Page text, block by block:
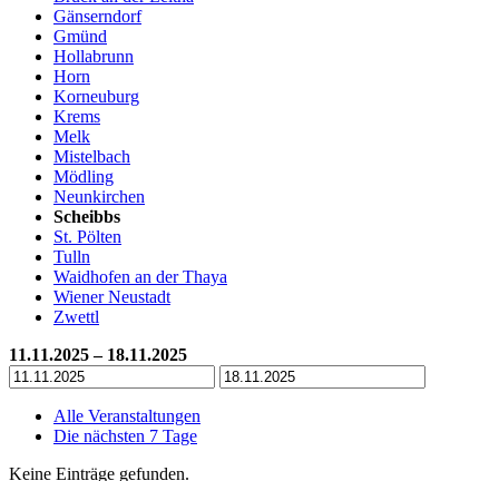
Gänserndorf
Gmünd
Hollabrunn
Horn
Korneuburg
Krems
Melk
Mistelbach
Mödling
Neunkirchen
Scheibbs
St. Pölten
Tulln
Waidhofen an der Thaya
Wiener Neustadt
Zwettl
11.11.2025 – 18.11.2025
Alle Veranstaltungen
Die nächsten 7 Tage
Keine Einträge gefunden.